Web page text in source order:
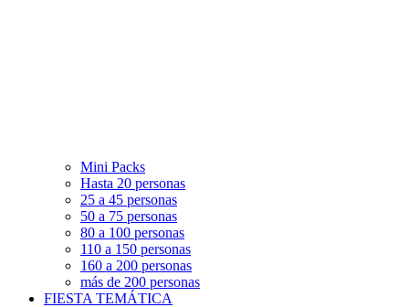
Mini Packs
Hasta 20 personas
25 a 45 personas
50 a 75 personas
80 a 100 personas
110 a 150 personas
160 a 200 personas
más de 200 personas
FIESTA TEMÁTICA